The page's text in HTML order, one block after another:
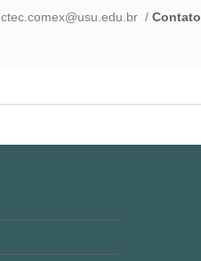
ctec.comex@usu.edu.br /